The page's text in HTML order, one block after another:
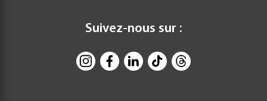
Suivez-nous sur :